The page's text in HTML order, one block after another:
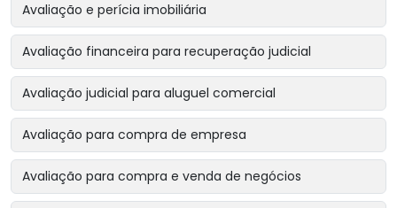
Avaliação e perícia imobiliária
Avaliação financeira para recuperação judicial
Avaliação judicial para aluguel comercial
Avaliação para compra de empresa
Avaliação para compra e venda de negócios